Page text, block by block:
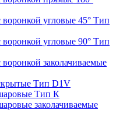
угловые 45° Тип
угловые 90° Тип
заколачиваемые
Тип D1V
Тип К
заколачиваемые